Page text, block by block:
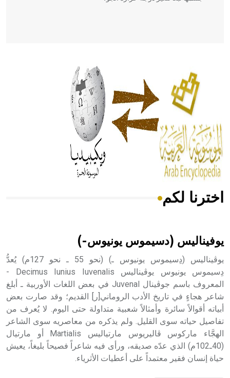
الحكم، الأدلة، تنظيم التغذية، ورسالته في جروح الرأس. ويعود
له الفضل بأنه حرر الطب من الدين والفلسفة.
- هل تعلم أن المرجان إفراز حيواني يتكون في البحر ويتركب
من مادة كربونات الكلسيوم، وهو أحمر أو شديد الحمرة وهو
أجود أنواعه، ويمتاز بكبر الحجم ويسمى الش
هل تعلم أن الأبسيد كلمة فرنسية اللفظ تم اعتمادها مصطلحاً
- هل تعلم أن أبجر Abgar اسم معروف جيداً يعود إلى عدد من
الملوك الذين حكموا مدينة إديسا (الرها) من أبجر الأول وحتى
التاسع، وهم ينتسبون إلى أسرة أوسروين
اخترنا لكم
يوفيناليس (دسيموس يونيوس-)
يوڤيناليس (دِسيموس يونيوس ـ) (نحو 55 ـ نحو 127م) يُعدُّ
دِسيموس يونيوس يوڤيناليس Decimus Iunius Iuvenalis -
المعروف باسم جوڤينال Juvenal في بعض اللغات الأوربية ـ أبلغ
شاعر هجاءٍ في تاريخ الأدب الروماني[ر] القديم؛ وقد صارت بعض
أبياته أقوالاً سائرة وأمثالاً شعبية متداولة حتى اليوم. لا يُعرف من
تفاصيل حياته سوى القليل. ولم يذكره من معاصريه سوى الشاعر
الهجَّاء ماركوس ڤاليريوس مارتياليس Martialis أو مارتيال
(40ـ102م) الذي عدّه صديقه، ورأى فيه شاعراً فصيحاً بليغاً، يعيش
حياة إنسان فقير معتمداً على أعطيات الأثرياء.